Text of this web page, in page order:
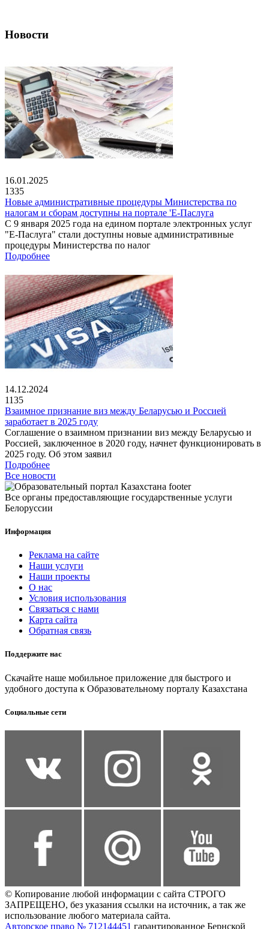
Новости
16.01.2025
1335
Новые административные процедуры Министерства по
налогам и сборам доступны на портале 'Е-Паслуга
С 9 января 2025 года на едином портале электронных услуг
"Е-Паслуга" стали доступны новые административные
процедуры Министерства по налог
Подробнее
14.12.2024
1135
Взаимное признание виз между Беларусью и Россией
заработает в 2025 году
Соглашение о взаимном признании виз между Беларусью и
Россией, заключенное в 2020 году, начнет функционировать в
2025 году. Об этом заявил
Подробнее
Все новости
Все органы предоставляющие государственные услуги
Белоруссии
Информация
Реклама на сайте
Наши услуги
Наши проекты
О нас
Условия использования
Связаться с нами
Карта сайта
Обратная связь
Поддержите нас
Скачайте наше мобильное приложение для быстрого и
удобного доступа к Образовательному порталу Казахстана
Социальные сети
© Копирование любой информации с сайта СТРОГО
ЗАПРЕЩЕНО, без указания ссылки на источник, а так же
использование любого материала сайта.
Авторское право № 712144451 гарантированное Бернской